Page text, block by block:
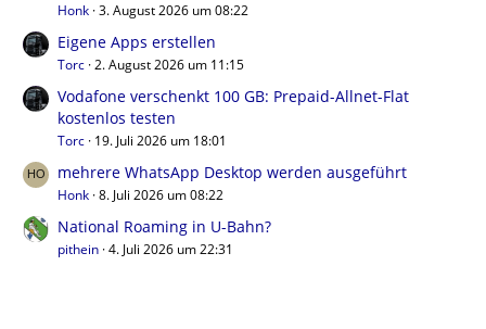
Honk 3. August 2026 um 08:22
Eigene Apps erstellen
Torc 2. August 2026 um 11:15
Vodafone verschenkt 100 GB: Prepaid-Allnet-Flat
kostenlos testen
Torc 19. Juli 2026 um 18:01
mehrere WhatsApp Desktop werden ausgeführt
Honk 8. Juli 2026 um 08:22
National Roaming in U-Bahn?
pithein 4. Juli 2026 um 22:31